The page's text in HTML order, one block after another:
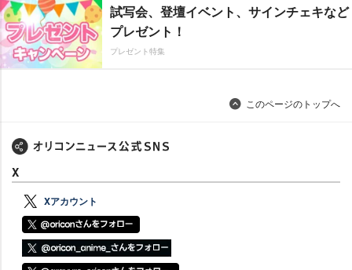
試写会、登壇イベント、サインチェキなど
プレゼント！
プレゼント特集
このページのトップへ
X
Xアカウント